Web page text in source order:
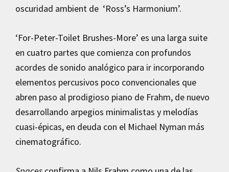
oscuridad ambient de ‘Ross’s Harmonium’.
‘For-Peter-Toilet Brushes-More’ es una larga suite
en cuatro partes que comienza con profundos
acordes de sonido analógico para ir incorporando
elementos percusivos poco convencionales que
abren paso al prodigioso piano de Frahm, de nuevo
desarrollando arpegios minimalistas y melodías
cuasi-épicas, en deuda con el Michael Nyman más
cinematográfico.